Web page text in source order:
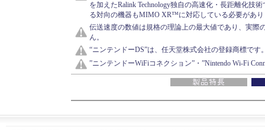
を加えたRalink Technology独自の高速化・長距離化
る対向の機器もMIMO XR™に対応している必要があり
伝送速度の数値は規格の理論上の最大値であり、実際
ん。
“ニンテンドーDS”は、任天堂株式会社の登録商標です
”ニンテンドーWiFiコネクション”・”Nintendo Wi-Fi